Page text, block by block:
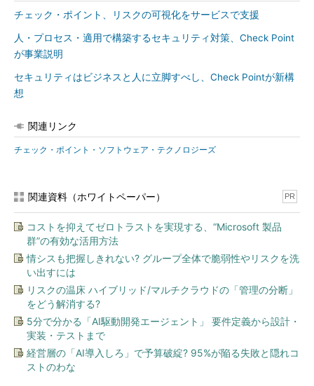
チェック・ポイント、リスクの可視化をサービスで支援
人・プロセス・適用で構築するセキュリティ対策、Check Point
が事業説明
セキュリティはビジネスと人に立脚すべし、Check Pointが新構
想
関連リンク
チェック・ポイント・ソフトウェア・テクノロジーズ
関連資料（ホワイトペーパー） PR
コストを抑えてゼロトラストを実現する、“Microsoft 製品
群”の有効な活用方法
情シスも把握しきれない? グループ全体で脆弱性やリスクを洗
い出すには
リスクの温床 ハイブリッド/マルチクラウドの「管理の分断」
をどう解消する?
5分で分かる「AI駆動開発エージェント」 要件定義から設計・
実装・テストまで
経営層の「AI導入しろ」で予算破綻? 95%が陥る失敗と隠れコ
ストのわな